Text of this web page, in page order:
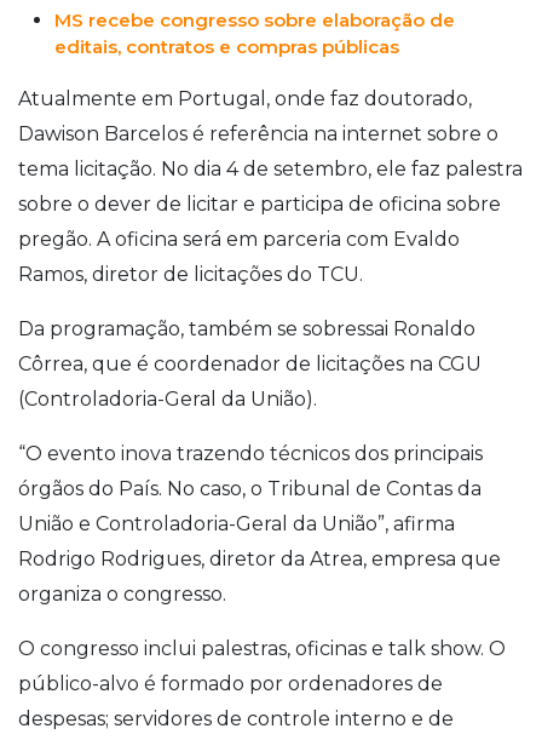
MS recebe congresso sobre elaboração de
editais, contratos e compras públicas
Atualmente em Portugal, onde faz doutorado,
Dawison Barcelos é referência na internet sobre o
tema licitação. No dia 4 de setembro, ele faz palestra
sobre o dever de licitar e participa de oficina sobre
pregão. A oficina será em parceria com Evaldo
Ramos, diretor de licitações do TCU.
Da programação, também se sobressai Ronaldo
Côrrea, que é coordenador de licitações na CGU
(Controladoria-Geral da União).
“O evento inova trazendo técnicos dos principais
órgãos do País. No caso, o Tribunal de Contas da
União e Controladoria-Geral da União”, afirma
Rodrigo Rodrigues, diretor da Atrea, empresa que
organiza o congresso.
O congresso inclui palestras, oficinas e talk show. O
público-alvo é formado por ordenadores de
despesas; servidores de controle interno e de